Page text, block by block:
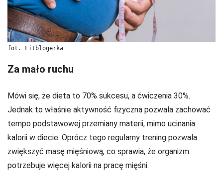
fot. Fitblogerka
Za mało ruchu
Mówi się, że dieta to 70% sukcesu, a ćwiczenia 30%.
Jednak to właśnie aktywność fizyczna pozwala zachować
tempo podstawowej przemiany materii, mimo ucinania
kalorii w diecie. Oprócz tego regularny trening pozwala
zwiększyć masę mięśniową, co sprawia, że organizm
potrzebuje więcej kalorii na pracę mięśni.